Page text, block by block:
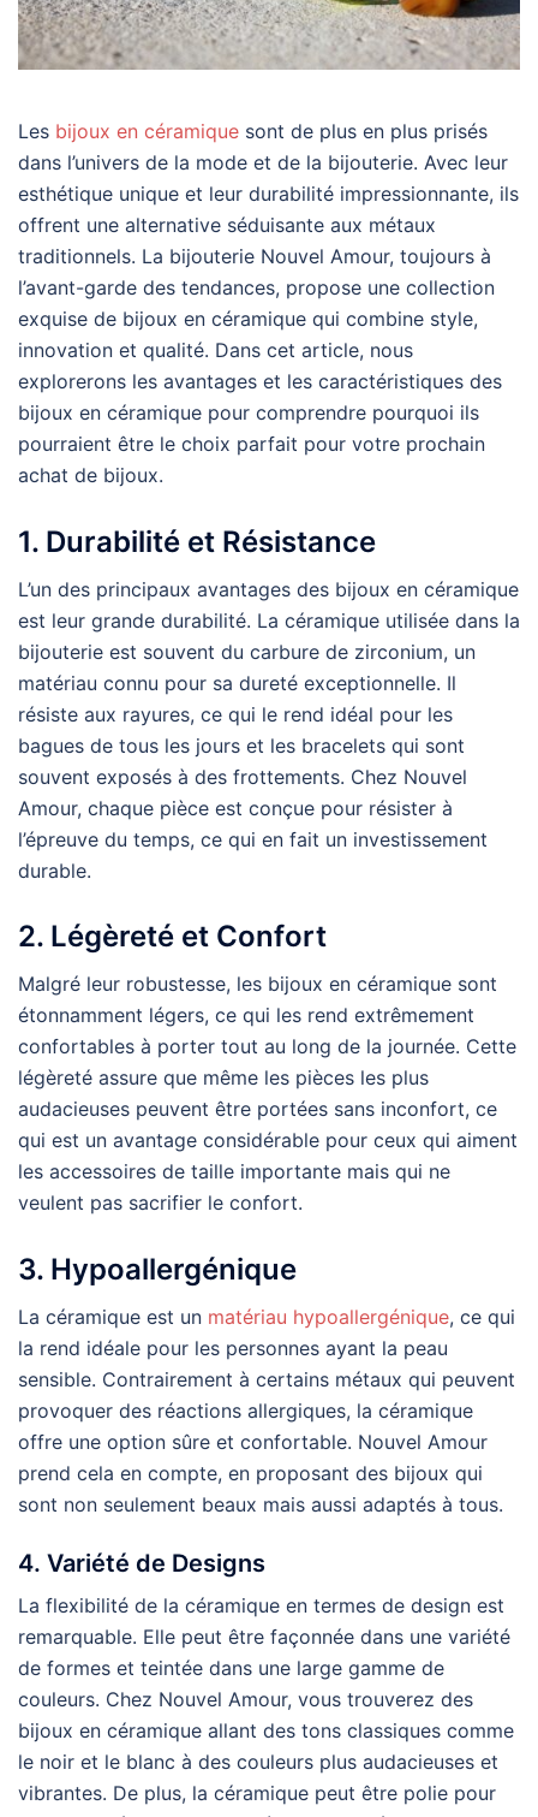
Les bijoux en céramique sont de plus en plus prisés
dans l’univers de la mode et de la bijouterie. Avec leur
esthétique unique et leur durabilité impressionnante, ils
offrent une alternative séduisante aux métaux
traditionnels. La bijouterie Nouvel Amour, toujours à
l’avant-garde des tendances, propose une collection
exquise de bijoux en céramique qui combine style,
innovation et qualité. Dans cet article, nous
explorerons les avantages et les caractéristiques des
bijoux en céramique pour comprendre pourquoi ils
pourraient être le choix parfait pour votre prochain
achat de bijoux.
1. Durabilité et Résistance
L’un des principaux avantages des bijoux en céramique
est leur grande durabilité. La céramique utilisée dans la
bijouterie est souvent du carbure de zirconium, un
matériau connu pour sa dureté exceptionnelle. Il
résiste aux rayures, ce qui le rend idéal pour les
bagues de tous les jours et les bracelets qui sont
souvent exposés à des frottements. Chez Nouvel
Amour, chaque pièce est conçue pour résister à
l’épreuve du temps, ce qui en fait un investissement
durable.
2. Légèreté et Confort
Malgré leur robustesse, les bijoux en céramique sont
étonnamment légers, ce qui les rend extrêmement
confortables à porter tout au long de la journée. Cette
légèreté assure que même les pièces les plus
audacieuses peuvent être portées sans inconfort, ce
qui est un avantage considérable pour ceux qui aiment
les accessoires de taille importante mais qui ne
veulent pas sacrifier le confort.
3. Hypoallergénique
La céramique est un matériau hypoallergénique, ce qui
la rend idéale pour les personnes ayant la peau
sensible. Contrairement à certains métaux qui peuvent
provoquer des réactions allergiques, la céramique
offre une option sûre et confortable. Nouvel Amour
prend cela en compte, en proposant des bijoux qui
sont non seulement beaux mais aussi adaptés à tous.
4. Variété de Designs
La flexibilité de la céramique en termes de design est
remarquable. Elle peut être façonnée dans une variété
de formes et teintée dans une large gamme de
couleurs. Chez Nouvel Amour, vous trouverez des
bijoux en céramique allant des tons classiques comme
le noir et le blanc à des couleurs plus audacieuses et
vibrantes. De plus, la céramique peut être polie pour